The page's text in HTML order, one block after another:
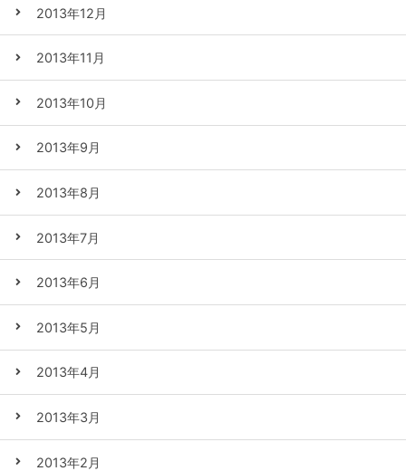
2013年12月
2013年11月
2013年10月
2013年9月
2013年8月
2013年7月
2013年6月
2013年5月
2013年4月
2013年3月
2013年2月